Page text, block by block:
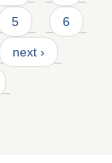
5 6
next ›